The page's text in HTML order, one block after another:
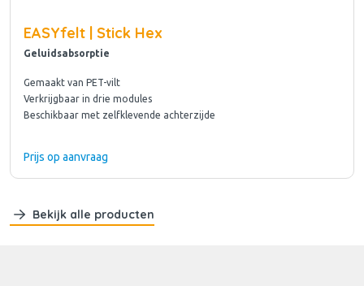
EASYfelt | Stick Hex
Geluidsabsorptie
Gemaakt van PET-vilt
Verkrijgbaar in drie modules
Beschikbaar met zelfklevende achterzijde
Prijs op aanvraag
Bekijk alle producten